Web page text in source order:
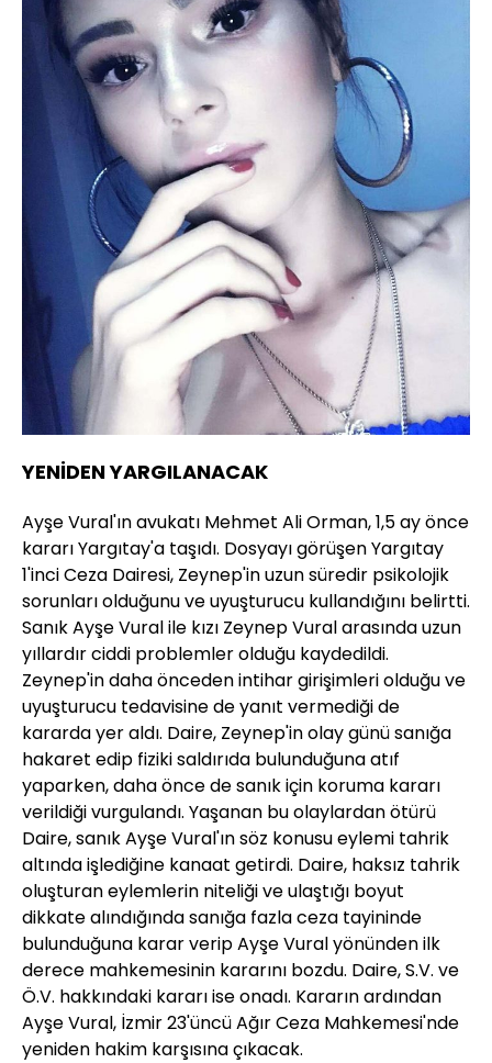
YENİDEN YARGILANACAK
Ayşe Vural'ın avukatı Mehmet Ali Orman, 1,5 ay önce
kararı Yargıtay'a taşıdı. Dosyayı görüşen Yargıtay
1'inci Ceza Dairesi, Zeynep'in uzun süredir psikolojik
sorunları olduğunu ve uyuşturucu kullandığını belirtti.
Sanık Ayşe Vural ile kızı Zeynep Vural arasında uzun
yıllardır ciddi problemler olduğu kaydedildi.
Zeynep'in daha önceden intihar girişimleri olduğu ve
uyuşturucu tedavisine de yanıt vermediği de
kararda yer aldı. Daire, Zeynep'in olay günü sanığa
hakaret edip fiziki saldırıda bulunduğuna atıf
yaparken, daha önce de sanık için koruma kararı
verildiği vurgulandı. Yaşanan bu olaylardan ötürü
Daire, sanık Ayşe Vural'ın söz konusu eylemi tahrik
altında işlediğine kanaat getirdi. Daire, haksız tahrik
oluşturan eylemlerin niteliği ve ulaştığı boyut
dikkate alındığında sanığa fazla ceza tayininde
bulunduğuna karar verip Ayşe Vural yönünden ilk
derece mahkemesinin kararını bozdu. Daire, S.V. ve
Ö.V. hakkındaki kararı ise onadı. Kararın ardından
Ayşe Vural, İzmir 23'üncü Ağır Ceza Mahkemesi'nde
yeniden hakim karşısına çıkacak.